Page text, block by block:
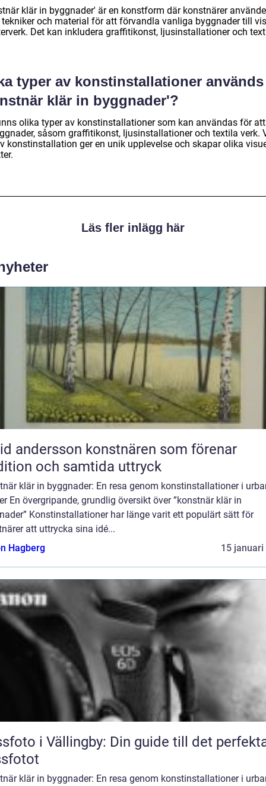
klär in byggnader' är en konstform där konstnärer
och material för att förvandla vanliga byggnader till
Det kan inkludera graffitikonst, ljusinstallationer och
typer av konstinstallationer
klär in byggnader'?
olika typer av konstinstallationer som kan användas för
såsom graffitikonst, ljusinstallationer och textila verk.
konstinstallation ger en unik upplevelse och skapar olika
Läs fler inlägg här
konstnären som förenar
och samtida uttryck
klär in byggnader: En resa genom konstinstallationer i
En övergripande, grundlig översikt över ”konstnär klär in
Konstinstallationer har länge varit ett populärt sätt för
att uttrycka sina idé...
Hagberg
15 januari
i Vällingby: Din guide till det
klär in byggnader: En resa genom konstinstallationer i